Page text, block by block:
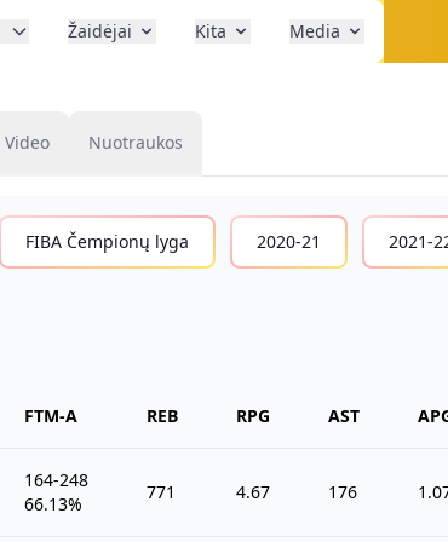
Žaidėjai Kita Media
Video Nuotraukos
FIBA Čempionų lyga 2020-21 2021-
FTM-A REB RPG AST
164-248
66.13%
771 4.67 176